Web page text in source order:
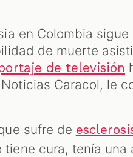
en Colombia
de muerte
de televisión
Caracol, le
sufre de
tiene cura, tenía una